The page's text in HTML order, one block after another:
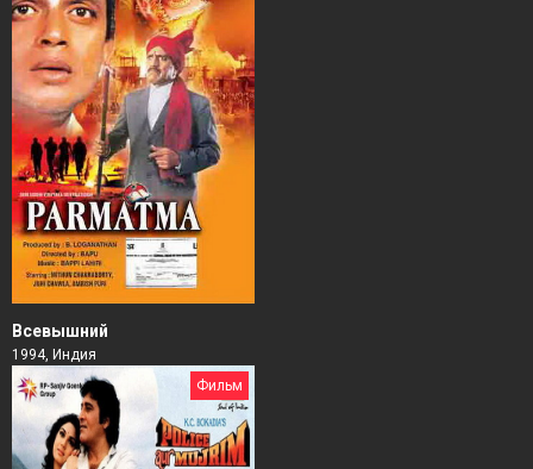
Всевышний
1994, Индия
Фильм